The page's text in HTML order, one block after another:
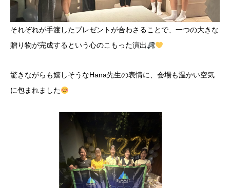
それぞれが手渡したプレゼントが合わさることで、一つの大きな
贈り物が完成するという心のこもった演出
驚きながらも嬉しそうなHana先生の表情に、会場も温かい空気
に包まれました